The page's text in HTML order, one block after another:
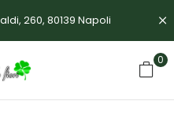
260, 80139 Napoli
0